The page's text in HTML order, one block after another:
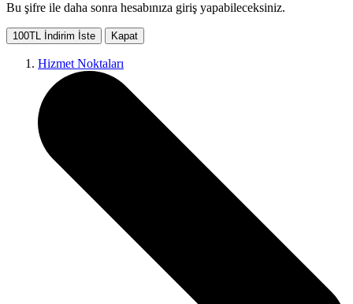
Bu şifre ile daha sonra hesabınıza giriş yapabileceksiniz.
100TL İndirim İste Kapat
Hizmet Noktaları